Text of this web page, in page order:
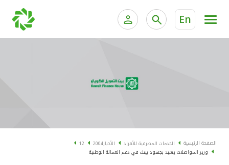
En
الخدمات المصرفية الإلكترونية للشركات
البطاقات
"برامج العملاء"
الصفحة الرئيسية الخدمات المصرفية للأفراد الأخبار2004
12
وزير المواصلات يشيد بجهود بيتك في دعم العمالة الوطنية